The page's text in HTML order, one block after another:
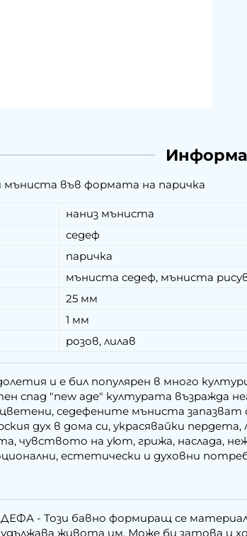
във формата на паричка
наниз мъниста
седеф
паричка
мъниста седеф, мъниста
25 мм
1 мм
розов, лилав
и е бил популярен в много
спад "new age" културата възражда
седефените мъниста
дух в дома си, украсявайки
чувството на уют, грижа, наслада,
естетически и духовни
- Този бавно формиращ се
живота им. Може би затова и